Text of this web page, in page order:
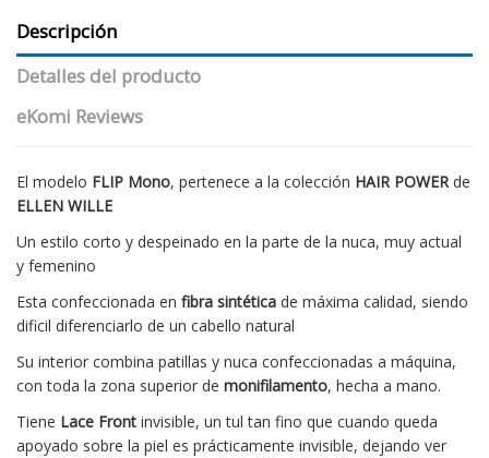
Descripción
Detalles del producto
eKomi Reviews
El modelo FLIP Mono, pertenece a la colección HAIR POWER de
ELLEN WILLE
Un estilo corto y despeinado en la parte de la nuca, muy actual
y femenino
Esta confeccionada en fibra sintética de máxima calidad, siendo
dificil diferenciarlo de un cabello natural
Su interior combina patillas y nuca confeccionadas a máquina,
con toda la zona superior de monifilamento, hecha a mano.
Tiene Lace Front invisible, un tul tan fino que cuando queda
apoyado sobre la piel es prácticamente invisible, dejando ver